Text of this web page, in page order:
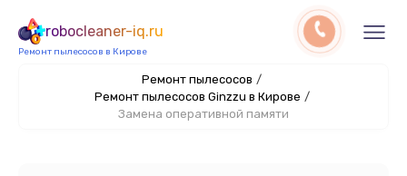
robocleaner-iq.ru
Ремонт пылесосов в Кирове
Ремонт пылесосов /
Ремонт пылесосов Ginzzu в Кирове /
Замена оперативной памяти